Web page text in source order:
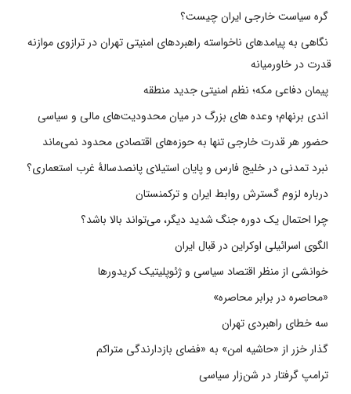
گره سیاست خارجی ایران چیست؟
نگاهی به پیامدهای ناخواسته راهبردهای امنیتی تهران در ترازوی موازنه
قدرت در خاورمیانه
پیمان دفاعی مکه؛ نظم امنیتی جدید منطقه
اندی برنهام؛ وعده های بزرگ در میان محدودیت‌های مالی و سیاسی
حضور هر قدرت خارجی تنها به حوزه‌های اقتصادی محدود نمی‌ماند
نبرد تمدنی در خلیج فارس و پایان استیلای پانصدسالۀ غرب استعماری؟
درباره لزوم گسترش روابط ایران و ترکمنستان
چرا احتمال یک دوره جنگ شدید دیگر، می‌تواند بالا باشد؟
الگوی اسرائیلی اوکراین در قبال ایران
خوانشی از منظر اقتصاد سیاسی و ژئوپلیتیک کریدورها
«محاصره در برابر محاصره»
سه خطای راهبردی تهران
گذار خزر از «حاشیه امن» به «فضای بازدارندگی متراکم
ترامپ گرفتار در شن‌زار سیاسی